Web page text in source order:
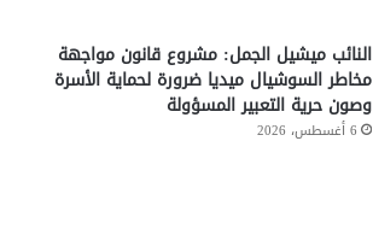
النائب ميشيل الجمل: مشروع قانون مواجهة
مخاطر السوشيال ميديا ضرورة لحماية الأسرة
وصون حرية التعبير المسؤولة
6 أغسطس، 2026